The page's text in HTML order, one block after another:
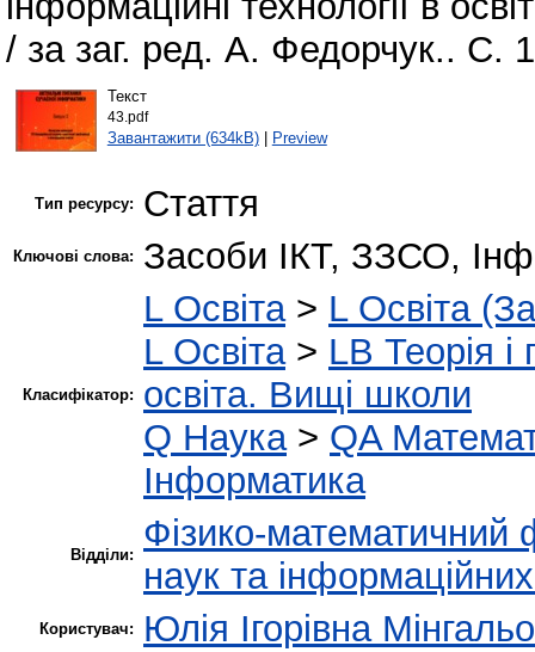
/ за заг. ред. А. Федорчук.. С.
Текст
43.pdf
Завантажити (634kB)| Preview
Тип ресурсу: Стаття
Ключові слова: Засоби ІКТ, ЗЗСО,
Класифікатор:
L Освіта> L Освіта
L Освіта> LB Теорія і
освіта. Вищі школи
Q Наука> QA
Інформатика
Відділи:
Фізико-математичний
наук та
Користувач: Юлія Ігорівна